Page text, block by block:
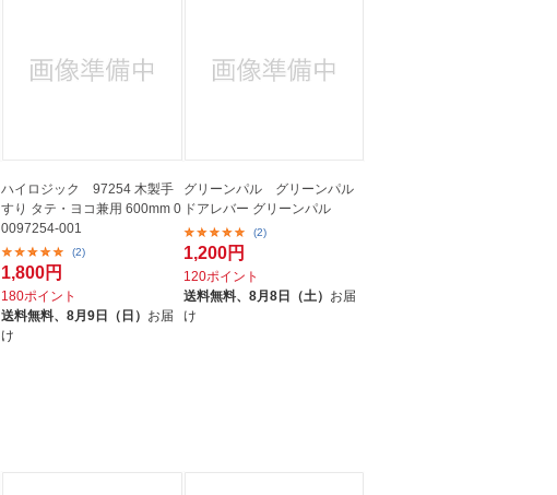
ハイロジック 97254 木製手
すり タテ・ヨコ兼用 600mm 0
0097254-001
(2)
1,800円
180ポイント
送料無料、8月9日（日） お届
け
グリーンパル グリーンパル
ドアレバー グリーンパル
(2)
1,200円
120ポイント
送料無料、 8月8日（土） お届
け